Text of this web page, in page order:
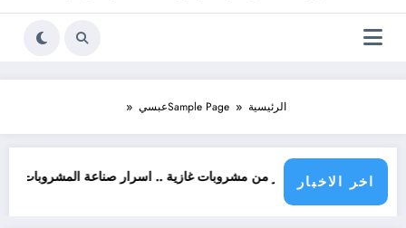
الرئيسية Sample Pageعبسي
اخر الاخبار
و المواطنتحذير من مشروبات غازية .. اسرار صناعة المشروبات الغازية